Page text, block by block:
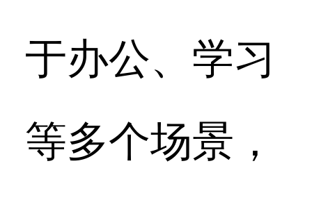
于办公、学习
等多个场景，